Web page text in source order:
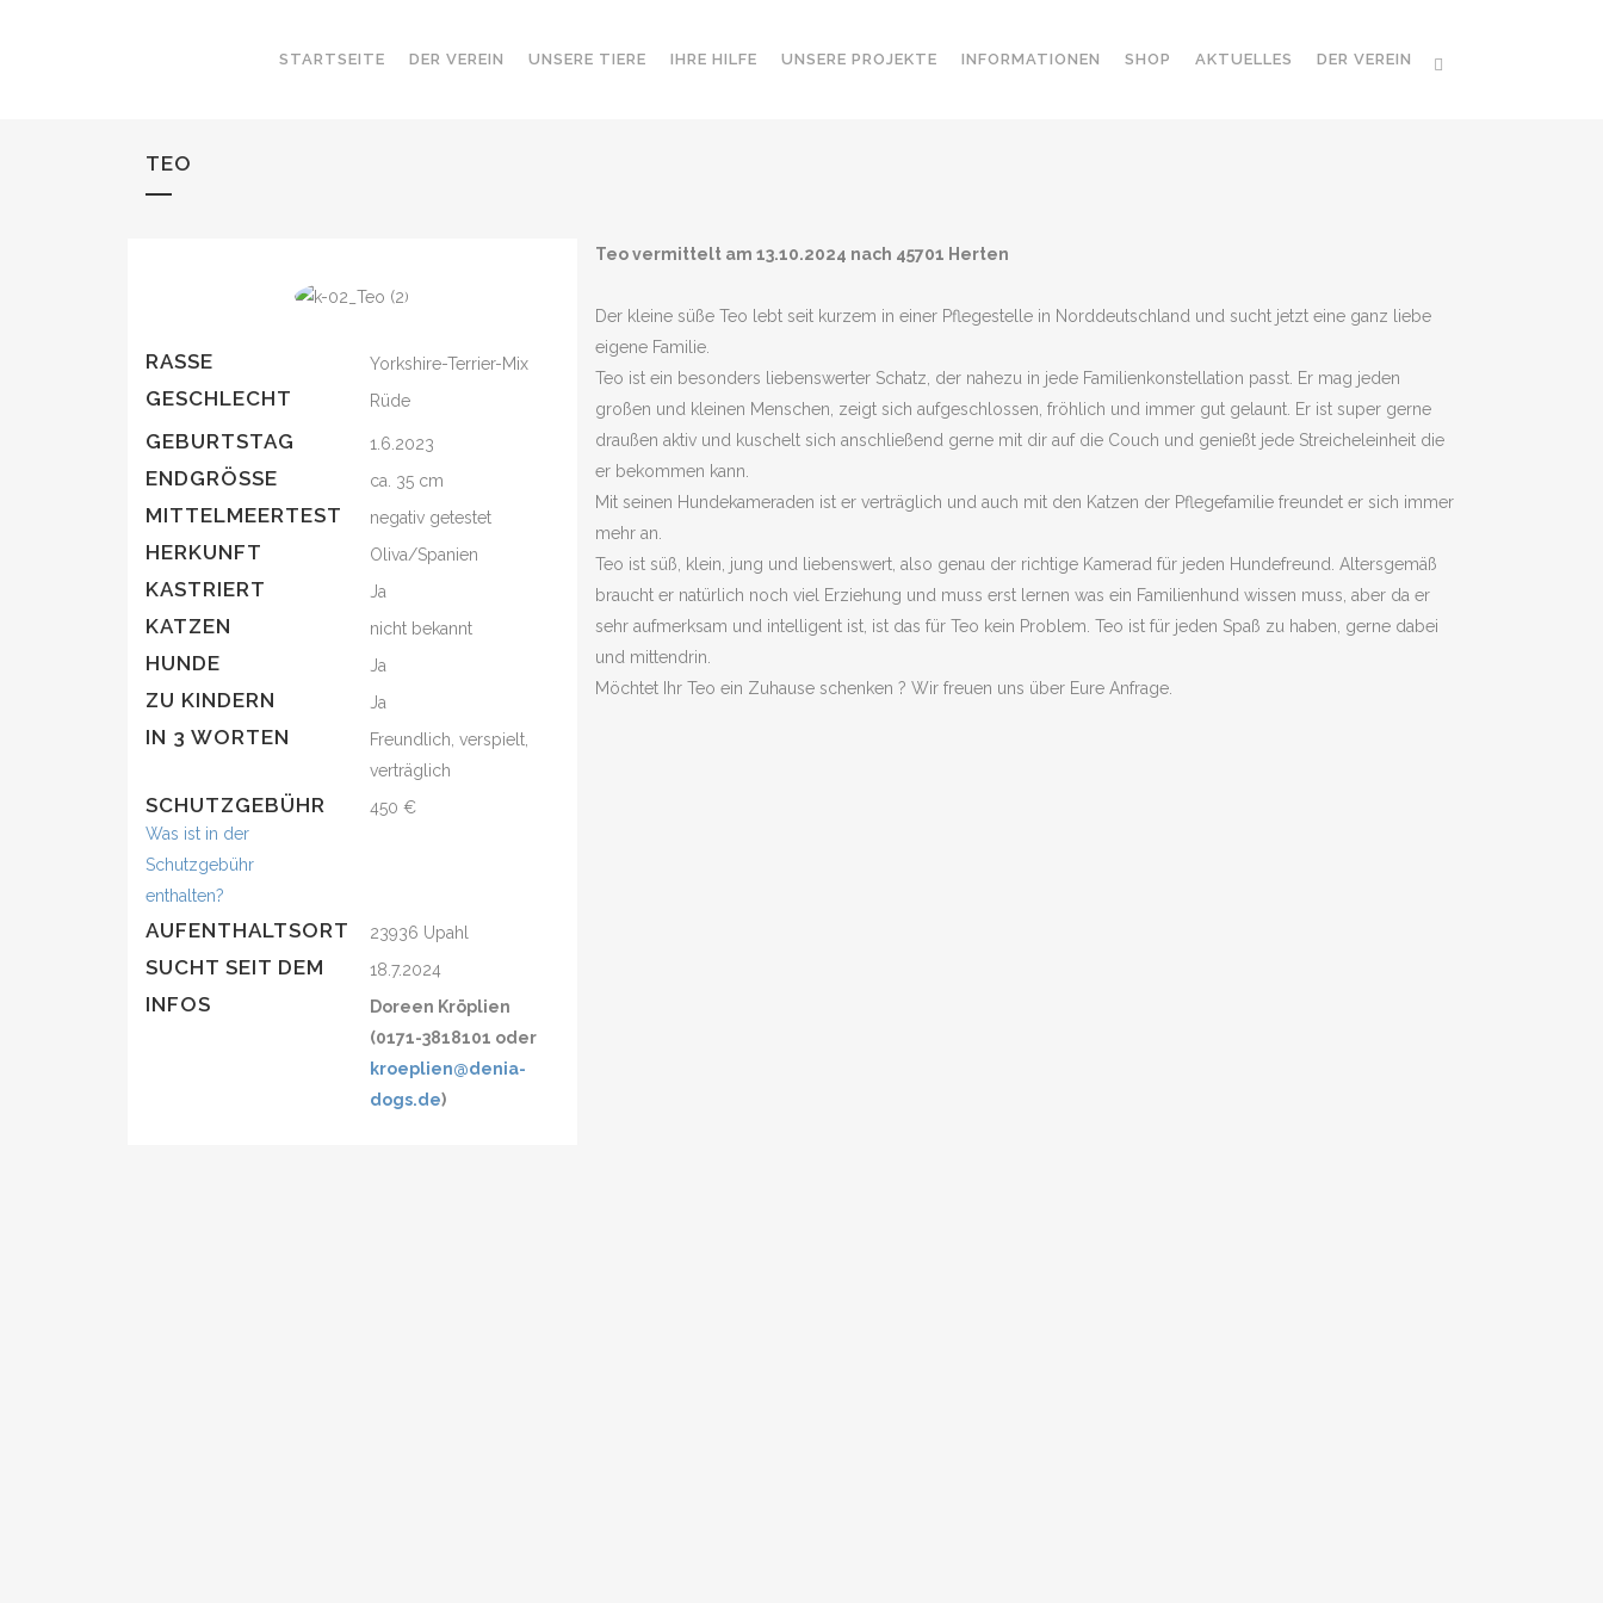
STARTSEITE DER VEREIN UNSERE TIERE IHRE HILFE UNSERE PROJEKTE INFORMATIONEN SHOP AKTUELLES DER VEREIN
TEO
RASSE Yorkshire-Terrier-Mix
GESCHLECHT Rüde
GEBURTSTAG 1.6.2023
ENDGRÖSSE ca. 35 cm
MITTELMEERTEST negativ getestet
HERKUNFT Oliva/Spanien
KASTRIERT Ja
KATZEN nicht bekannt
HUNDE Ja
ZU KINDERN Ja
IN 3 WORTEN
Freundlich, verspielt,
verträglich
SCHUTZGEBÜHR
Was ist in der
Schutzgebühr
enthalten?
450 €
AUFENTHALTSORT 23936 Upahl
SUCHT SEIT DEM 18.7.2024
INFOS
Doreen Kröplien
(0171-3818101 oder
kroeplien@denia-
dogs.de)
Teo vermittelt am 13.10.2024 nach 45701 Herten
Der kleine süße Teo lebt seit kurzem in einer Pflegestelle in Norddeutschland und sucht jetzt eine ganz liebe
eigene Familie.
Teo ist ein besonders liebenswerter Schatz, der nahezu in jede Familienkonstellation passt. Er mag jeden
großen und kleinen Menschen, zeigt sich aufgeschlossen, fröhlich und immer gut gelaunt. Er ist super gerne
draußen aktiv und kuschelt sich anschließend gerne mit dir auf die Couch und genießt jede Streicheleinheit die
er bekommen kann.
Mit seinen Hundekameraden ist er verträglich und auch mit den Katzen der Pflegefamilie freundet er sich immer
mehr an.
Teo ist süß, klein, jung und liebenswert, also genau der richtige Kamerad für jeden Hundefreund. Altersgemäß
braucht er natürlich noch viel Erziehung und muss erst lernen was ein Familienhund wissen muss, aber da er
sehr aufmerksam und intelligent ist, ist das für Teo kein Problem. Teo ist für jeden Spaß zu haben, gerne dabei
und mittendrin.
Möchtet Ihr Teo ein Zuhause schenken ? Wir freuen uns über Eure Anfrage.